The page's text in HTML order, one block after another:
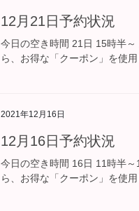
12月21日予約状況
今日の空き時間 21日 15時半
ら、お得な「クーポン」を使用
2021年12月16日
12月16日予約状況
今日の空き時間 16日 11時半
ら、お得な「クーポン」を使用